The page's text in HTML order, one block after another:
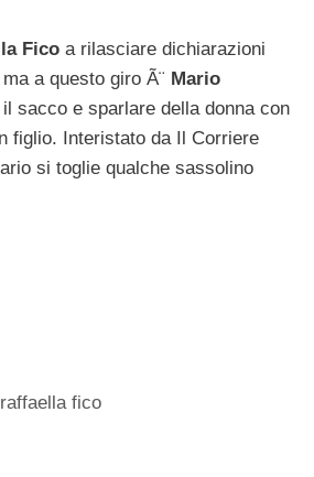
Fico a rilasciare dichiarazioni
a questo giro Ã¨ Mario
sacco e sparlare della donna con
figlio. Interistato da Il Corriere
si toglie qualche sassolino
raffaella fico